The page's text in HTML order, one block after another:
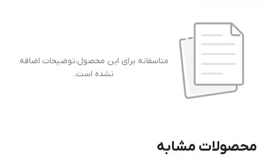
متاسفانه برای این محصول،توضیحات اضافه
نشده است.
محصولات مشابه